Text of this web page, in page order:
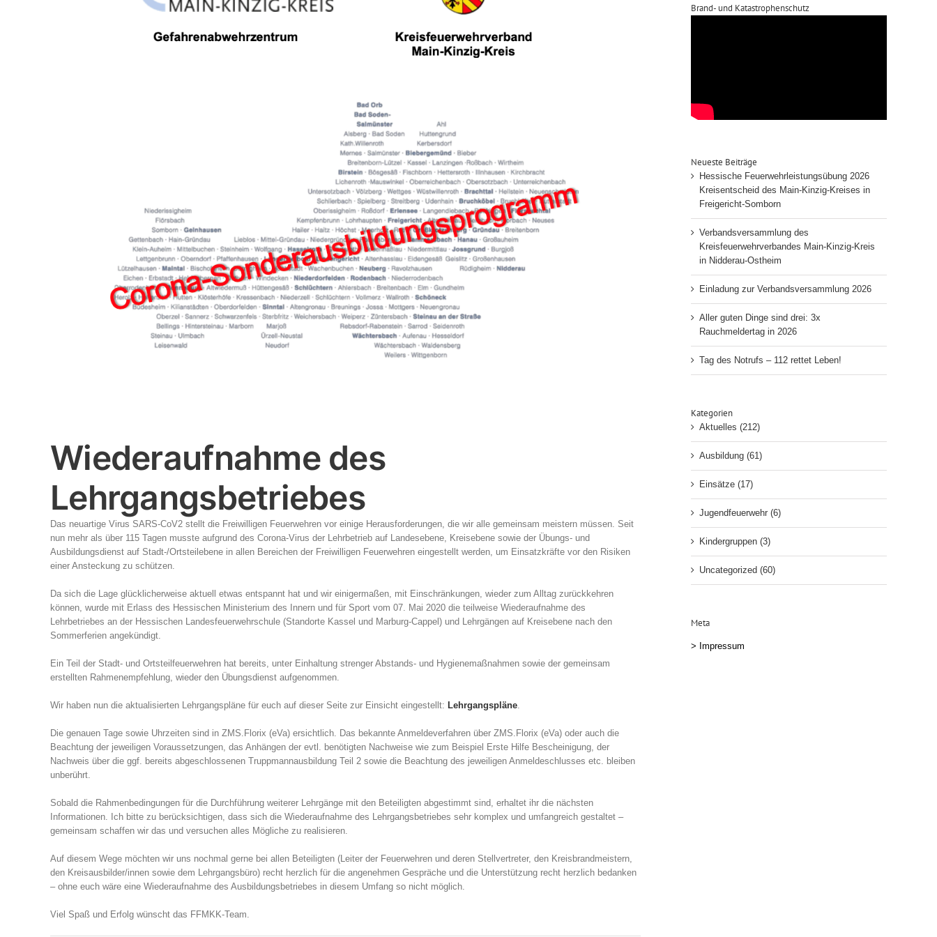
Wiederaufnahme des
Lehrgangsbetriebes
Das neuartige Virus SARS-CoV2 stellt die Freiwilligen Feuerwehren vor einige Herausforderungen, die wir alle gemeinsam meistern müssen. Seit
nun mehr als über 115 Tagen musste aufgrund des Corona-Virus der Lehrbetrieb auf Landesebene, Kreisebene sowie der Übungs- und
Ausbildungsdienst auf Stadt-/Ortsteilebene in allen Bereichen der Freiwilligen Feuerwehren eingestellt werden, um Einsatzkräfte vor den Risiken
einer Ansteckung zu schützen.
Da sich die Lage glücklicherweise aktuell etwas entspannt hat und wir einigermaßen, mit Einschränkungen, wieder zum Alltag zurückkehren
können, wurde mit Erlass des Hessischen Ministerium des Innern und für Sport vom 07. Mai 2020 die teilweise Wiederaufnahme des
Lehrbetriebes an der Hessischen Landesfeuerwehrschule (Standorte Kassel und Marburg-Cappel) und Lehrgängen auf Kreisebene nach den
Sommerferien angekündigt.
Ein Teil der Stadt- und Ortsteilfeuerwehren hat bereits, unter Einhaltung strenger Abstands- und Hygienemaßnahmen sowie der gemeinsam
erstellten Rahmenempfehlung, wieder den Übungsdienst aufgenommen.
Wir haben nun die aktualisierten Lehrgangspläne für euch auf dieser Seite zur Einsicht eingestellt: Lehrgangspläne.
Die genauen Tage sowie Uhrzeiten sind in ZMS.Florix (eVa) ersichtlich. Das bekannte Anmeldeverfahren über ZMS.Florix (eVa) oder auch die
Beachtung der jeweiligen Voraussetzungen, das Anhängen der evtl. benötigten Nachweise wie zum Beispiel Erste Hilfe Bescheinigung, der
Nachweis über die ggf. bereits abgeschlossenen Truppmannausbildung Teil 2 sowie die Beachtung des jeweiligen Anmeldeschlusses etc. bleiben
unberührt.
Sobald die Rahmenbedingungen für die Durchführung weiterer Lehrgänge mit den Beteiligten abgestimmt sind, erhaltet ihr die nächsten
Informationen. Ich bitte zu berücksichtigen, dass sich die Wiederaufnahme des Lehrgangsbetriebes sehr komplex und umfangreich gestaltet –
gemeinsam schaffen wir das und versuchen alles Mögliche zu realisieren.
Auf diesem Wege möchten wir uns nochmal gerne bei allen Beteiligten (Leiter der Feuerwehren und deren Stellvertreter, den Kreisbrandmeistern,
den Kreisausbilder/innen sowie dem Lehrgangsbüro) recht herzlich für die angenehmen Gespräche und die Unterstützung recht herzlich bedanken
– ohne euch wäre eine Wiederaufnahme des Ausbildungsbetriebes in diesem Umfang so nicht möglich.
Viel Spaß und Erfolg wünscht das FFMKK-Team.
Brand- und Katastrophenschutz
Neueste Beiträge
Hessische Feuerwehrleistungsübung 2026
Kreisentscheid des Main-Kinzig-Kreises in
Freigericht-Somborn
Verbandsversammlung des
Kreisfeuerwehrverbandes Main-Kinzig-Kreis
in Nidderau-Ostheim
Einladung zur Verbandsversammlung 2026
Aller guten Dinge sind drei: 3x
Rauchmeldertag in 2026
Tag des Notrufs – 112 rettet Leben!
Kategorien
Aktuelles (212)
Ausbildung (61)
Einsätze (17)
Jugendfeuerwehr (6)
Kindergruppen (3)
Uncategorized (60)
Meta
> Impressum